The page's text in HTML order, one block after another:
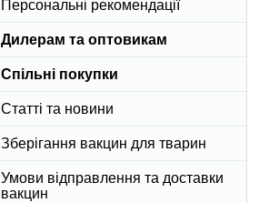
Персональні рекомендації
Дилерам та оптовикам
Спільні покупки
Статті та новини
Зберігання вакцин для тварин
Умови відправлення та доставки
вакцин